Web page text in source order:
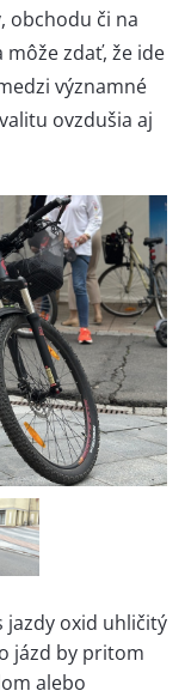
obchodu či na
zdať, že ide
významné
ovzdušia aj
oxid uhličitý
jázd by pritom
alebo